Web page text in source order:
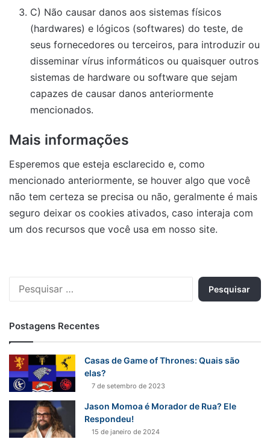
C) Não causar danos aos sistemas físicos
(hardwares) e lógicos (softwares) do teste, de
seus fornecedores ou terceiros, para introduzir ou
disseminar vírus informáticos ou quaisquer outros
sistemas de hardware ou software que sejam
capazes de causar danos anteriormente
mencionados.
Mais informações
Esperemos que esteja esclarecido e, como
mencionado anteriormente, se houver algo que você
não tem certeza se precisa ou não, geralmente é mais
seguro deixar os cookies ativados, caso interaja com
um dos recursos que você usa em nosso site.
Pesquisar
Postagens Recentes
Casas de Game of Thrones: Quais são
elas?
7 de setembro de 2023
Jason Momoa é Morador de Rua? Ele
Respondeu!
15 de janeiro de 2024